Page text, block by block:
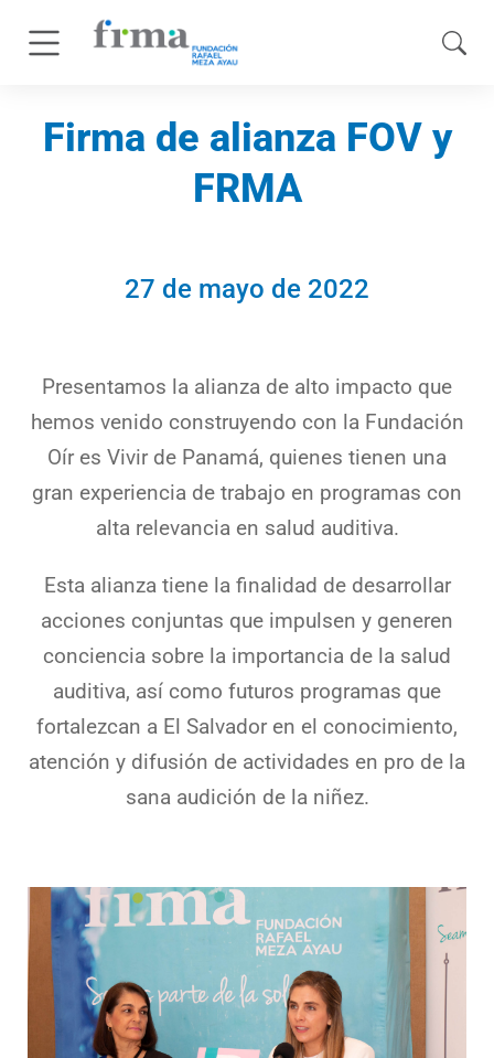
Firma de alianza FOV y
FRMA
27 de mayo de 2022
Presentamos la alianza de alto impacto que
hemos venido construyendo con la Fundación
Oír es Vivir de Panamá, quienes tienen una
gran experiencia de trabajo en programas con
alta relevancia en salud auditiva.
Esta alianza tiene la finalidad de desarrollar
acciones conjuntas que impulsen y generen
conciencia sobre la importancia de la salud
auditiva, así como futuros programas que
fortalezcan a El Salvador en el conocimiento,
atención y difusión de actividades en pro de la
sana audición de la niñez.